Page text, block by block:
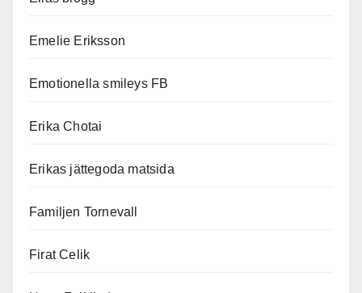
Emelie Eriksson
Emotionella smileys FB
Erika Chotai
Erikas jättegoda matsida
Familjen Tornevall
Firat Celik